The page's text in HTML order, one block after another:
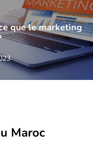
que le marketing
Maroc